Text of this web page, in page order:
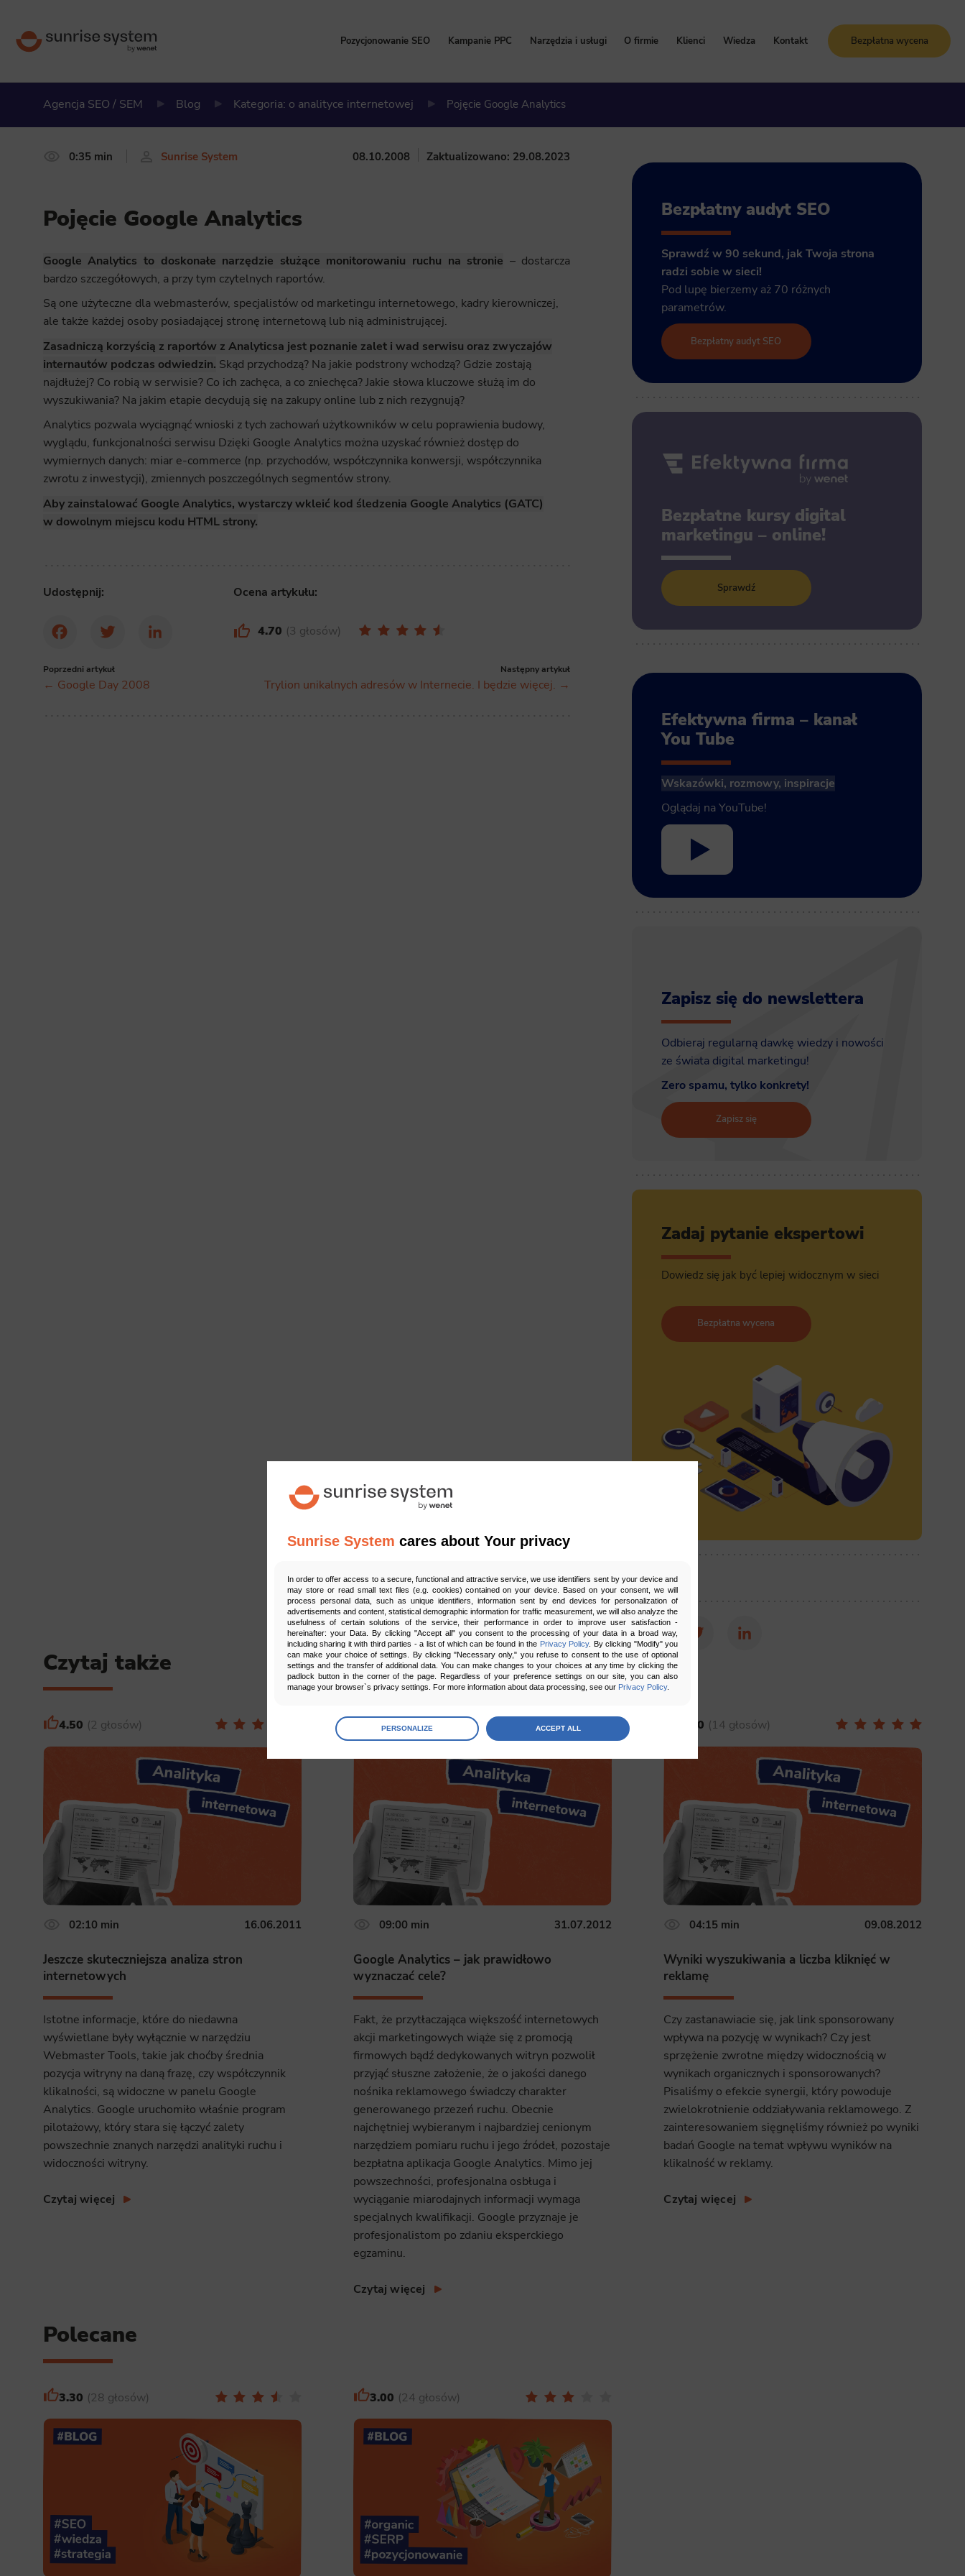
Sunrise System cares about Your privacy
In order to offer access to a secure, functional and attractive service, we use identifiers sent by your device and
may store or read small text files (e.g. cookies) contained on your device. Based on your consent, we will
process personal data, such as unique identifiers, information sent by end devices for personalization of
advertisements and content, statistical demographic information for traffic measurement, we will also analyze the
usefulness of certain solutions of the service, their performance in order to improve user satisfaction -
hereinafter: your Data. By clicking "Accept all" you consent to the processing of your data in a broad way,
including sharing it with third parties - a list of which can be found in the Privacy Policy. By clicking "Modify" you
can make your choice of settings. By clicking "Necessary only," you refuse to consent to the use of optional
settings and the transfer of additional data. You can make changes to your choices at any time by clicking the
padlock button in the corner of the page. Regardless of your preference settings on our site, you can also
manage your browser`s privacy settings. For more information about data processing, see our Privacy Policy.
Manage preferences
Necessary scripts and data stored on the end device contribute to the security and usability of the website by enabling secure
access to basic functions such as site navigation and access to specific areas of the website. The website cannot be properly
displayed without this group.
This is data used to personalize your use of our website and to remember choices you make while using our website. For
example, we may use functional cookies to remember your language preferences or to remember your login information, making it
easier for you to use the site.
Scripts and data used to collect information to analyze site traffic and how users use the site, how they came to the site, and to
create aggregate demographic statistics about users. Analytical cookies and similar technologies allow us to measure the
Scope responsible for displaying personalized ads that may be of interest to the user based on browsing history and habits and
demographic criteria. Also, third-party files that, in conjunction with files installed while browsing other websites, profile the user,
providing him or her with the marketing, advertising and retargeting content deemed most appropriate.
PERSONALIZE ACCEPT ALL
Pozycjonowanie SEO Kampanie PPC Narzędzia i usługi O firmie
Nagrody i certyfikaty
Klienci Wiedza Kontakt Bezpłatna wycena
Agencja SEO / SEM Blog Kategoria: o analityce internetowej Pojęcie Google Analytics
0:35 min Sunrise System 08.10.2008 Zaktualizowano: 29.08.2023
Pojęcie Google Analytics
Google Analytics to doskonałe narzędzie służące monitorowaniu ruchu na stronie – dostarcza
bardzo szczegółowych, a przy tym czytelnych raportów.
Są one użyteczne dla webmasterów, specjalistów od marketingu internetowego, kadry kierowniczej,
ale także każdej osoby posiadającej stronę internetową lub nią administrującej.
Zasadniczą korzyścią z raportów z Analyticsa jest poznanie zalet i wad serwisu oraz zwyczajów
internautów podczas odwiedzin. Skąd przychodzą? Na jakie podstrony wchodzą? Gdzie zostają
najdłużej? Co robią w serwisie? Co ich zachęca, a co zniechęca? Jakie słowa kluczowe służą im do
wyszukiwania? Na jakim etapie decydują się na zakupy online lub z nich rezygnują?
Analytics pozwala wyciągnąć wnioski z tych zachowań użytkowników w celu poprawienia budowy,
wyglądu, funkcjonalności serwisu Dzięki Google Analytics można uzyskać również dostęp do
wymiernych danych: miar e-commerce (np. przychodów, współczynnika konwersji, współczynnika
zwrotu z inwestycji), zmiennych poszczególnych segmentów strony.
Aby zainstalować Google Analytics, wystarczy wkleić kod śledzenia Google Analytics (GATC)
w dowolnym miejscu kodu HTML strony.
Udostępnij:
FacebookTwitter LinkedIn
Ocena artykułu:
4.70 3 głosów
Poprzedni artykuł
← Google Day 2008
Następny artykuł
Trylion unikalnych adresów w Internecie. I będzie więcej. →
Bezpłatny audyt SEO
Sprawdź w 90 sekund, jak Twoja strona
radzi sobie w sieci!
Pod lupę bierzemy aż 70 różnych
parametrów.
Bezpłatny audyt SEO
Bezpłatne kursy digital
marketingu – online!
Sprawdź
Efektywna firma – kanał
You Tube
Wskazówki, rozmowy, inspiracje
Oglądaj na YouTube!
Zapisz się do newslettera
Odbieraj regularną dawkę wiedzy i nowości
ze świata digital marketingu!
Zero spamu, tylko konkrety!
Zapisz się
Zadaj pytanie ekspertowi
Dowiedz się jak być lepiej widocznym w sieci
Bezpłatna wycena
Udostępnij:
Facebook Twitter LinkedIn
Czytaj także
4.50 2 głosów
02:10 min 16.06.2011
Jeszcze skuteczniejsza analiza stron
internetowych
Istotne informacje, które do niedawna
wyświetlane były wyłącznie w narzędziu
Webmaster Tools, takie jak choćby średnia
pozycja witryny na daną frazę, czy współczynnik
klikalności, są widoczne w panelu Google
Analytics. Google uruchomiło właśnie program
pilotażowy, który stara się łączyć zalety
powszechnie znanych narzędzi analityki ruchu i
widoczności witryny.
Czytaj więcej
5.00 2 głosów
09:00 min 31.07.2012
Google Analytics – jak prawidłowo
wyznaczać cele?
Fakt, że przytłaczająca większość internetowych
akcji marketingowych wiąże się z promocją
firmowych bądź dedykowanych witryn pozwolił
przyjąć słuszne założenie, że o jakości danego
nośnika reklamowego świadczy charakter
generowanego przezeń ruchu. Obecnie
najchętniej wybieranym i najbardziej cenionym
narzędziem pomiaru ruchu i jego źródeł, pozostaje
bezpłatna aplikacja Google Analytics. Mimo jej
powszechności, profesjonalna osbługa i
wyciąganie miarodajnych informacji wymaga
specjalnych kwalifikacji. Google przyznaje je
profesjonalistom po zdaniu eksperckiego
egzaminu.
Czytaj więcej
5.00 14 głosów
04:15 min 09.08.2012
Wyniki wyszukiwania a liczba kliknięć w
reklamę
Czy zastanawiacie się, jak link sponsorowany
wpływa na pozycję w wynikach? Czy jest
sprzężenie zwrotne między widocznością w
wynikach organicznych i sponsorowanych?
Pisaliśmy o efekcie synergii, który powoduje
zwielokrotnienie oddziaływania reklamowego. Z
zainteresowaniem sięgnęliśmy również po wyniki
badań Google na temat wpływu wyników na
klikalność w reklamy.
Czytaj więcej
Polecane
3.30 28 głosów 3.00 24 głosów